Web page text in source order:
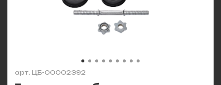
арт. ЦБ-00002392